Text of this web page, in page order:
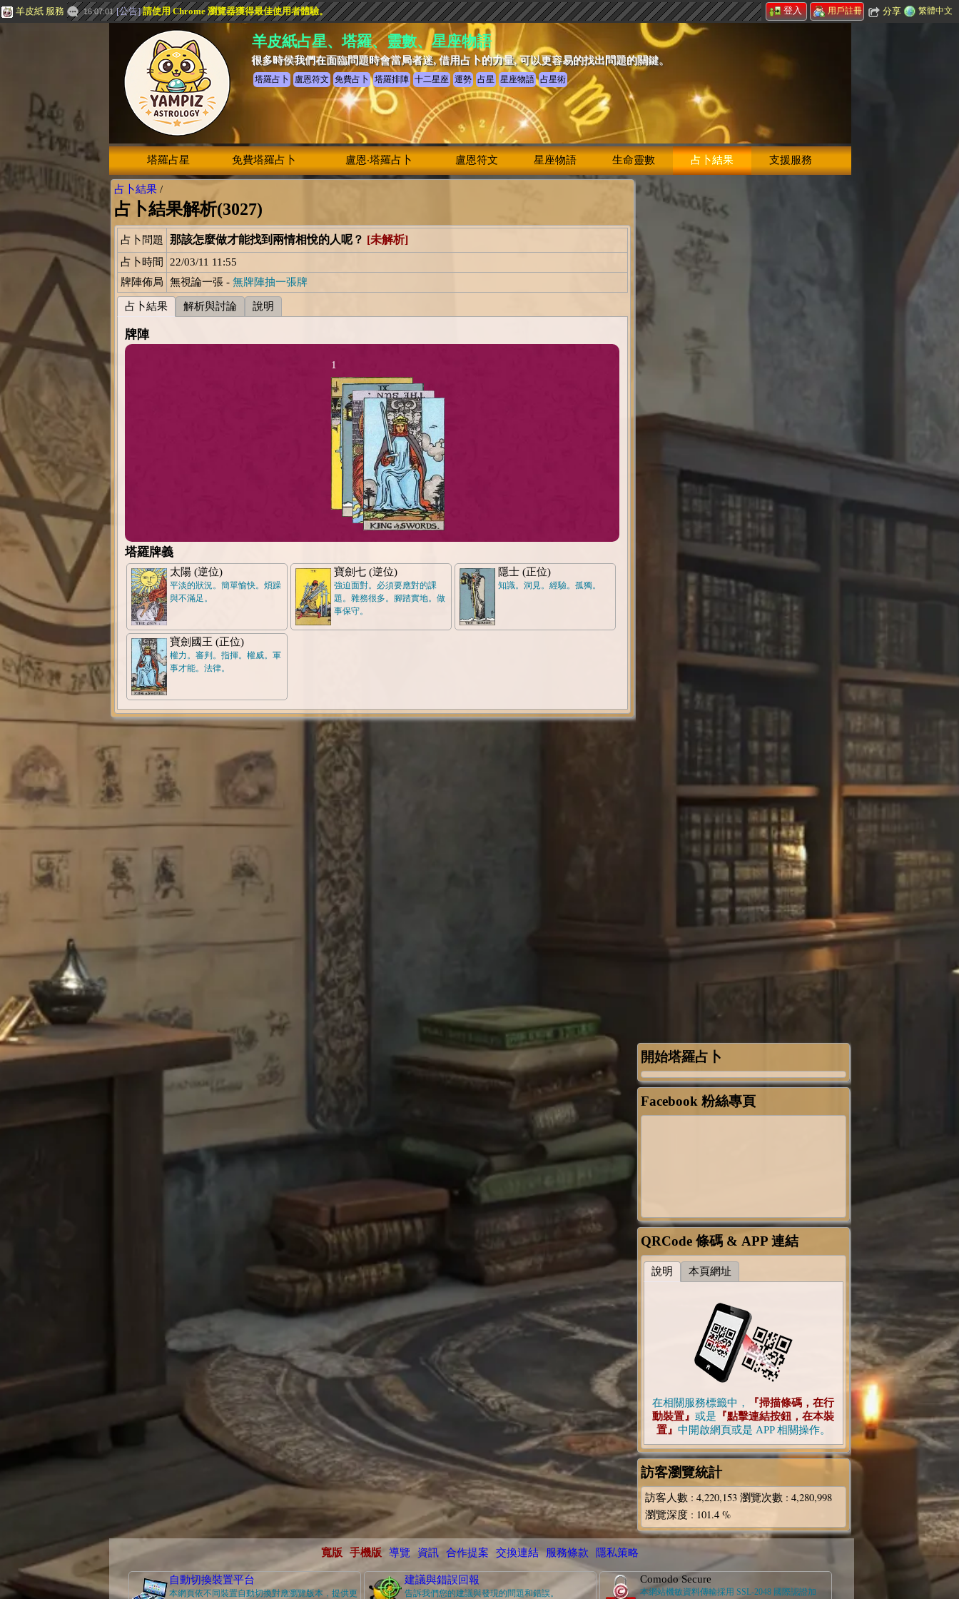
羊皮紙 服務 16:07:01 [公告]請使用 Chrome 瀏覽器獲得最佳使用者體驗。 登入 用戶註冊 分享 繁體中文
羊皮紙占星、塔羅、靈數、星座物語
很多時侯我們在面臨問題時會當局者迷, 借用占卜的力量, 可以更容易的找出問題的關鍵。
塔羅占卜 盧恩符文 免費占卜 塔羅排陣 十二星座 運勢 占星 星座物語 占星術
塔羅占星 免費塔羅占卜 盧恩‧塔羅占卜 盧恩符文 星座物語 生命靈數 占卜結果 支援服務
占卜結果/
占卜結果解析(3027)
占卜問題 那該怎麼做才能找到兩情相悅的人呢？ [未解析]
占卜時間
22/03/11 11:55
牌陣佈局
無視論一張 - 無牌陣抽一張牌
占卜結果 解析與討論 說明
牌陣
1
塔羅牌義
太陽 (逆位)
平淡的狀況。簡單愉快。煩躁
與不滿足。
寶劍七 (逆位)
強迫面對。必須要應對的課
題。雜務很多。腳踏實地。做
事保守。
隱士 (正位)
知識。洞見。經驗。孤獨。
寶劍國王 (正位)
權力。審判。指揮。權威。軍
事才能。法律。
開始塔羅占卜
Facebook 粉絲專頁
QRCode 條碼 & APP 連結
說明 本頁網址
在相關服務標籤中，
『掃描條碼，在行
動裝置』 或是 『點擊連結按鈕，在本裝
置』 中開啟網頁或是 APP 相關操作。
訪客瀏覽統計
訪客人數: 4,220,153 瀏覽次數: 4,280,998
瀏覽深度: 101.4 %
寬版 手機版 導覽 資訊 合作提案 交換連結 服務條款 隱私策略
自動切換裝置平台
本網頁依不同裝置自動切換對應瀏覽版本，提供更
建議與錯誤回報
告訴我們您的建議與發現的問題和錯誤。
Comodo Secure
本網站機敏資料傳輸採用 SSL-2048 國際認證加